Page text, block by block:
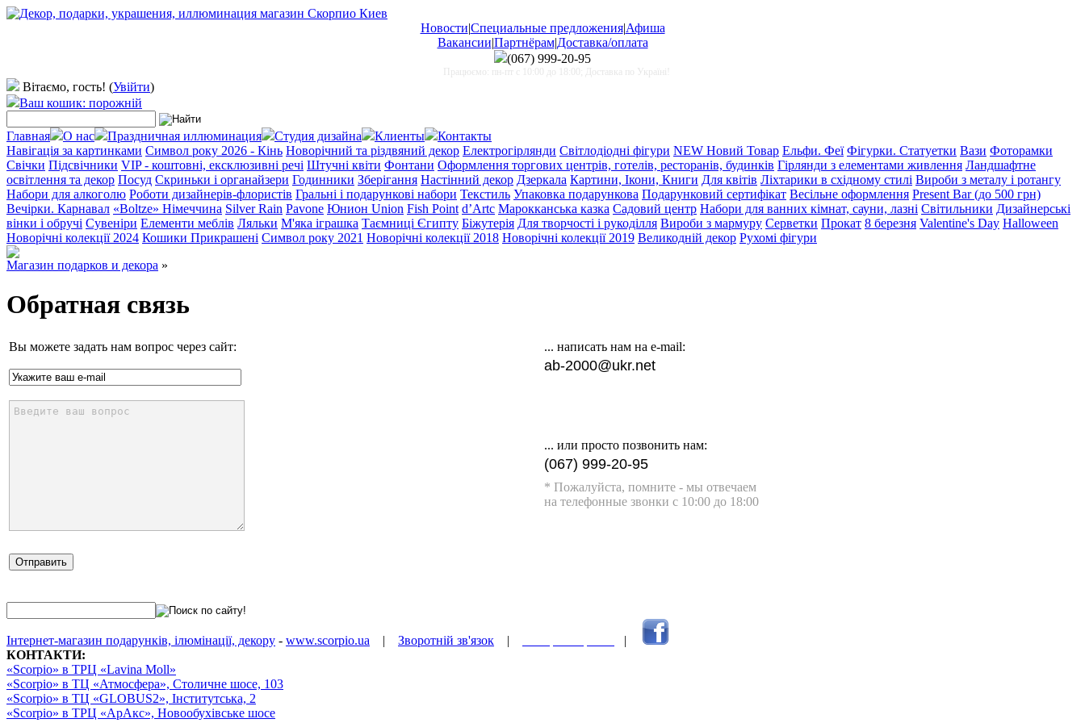
Новости|Специальные предложения|Афиша
Вакансии|Партнёрам|Доставка/оплата
(067) 999-20-95
Працюємо: пн-пт с 10:00 до 18:00; Доставка по Україні!
Вітаємо, гость! (Увійти)
Ваш кошик: порожній
Главная О нас Праздничная иллюминация Студия дизайна Клиенты
Контакты
Навігація за картинками Символ року 2026 - Кінь Новорічний та різдвяний декор Електрогірлянди Світлодіодні фігури NEW Новий Товар Ельфи. Феї Фігурки. Статуетки Вази Фоторамки
Свічки Підсвічники VIP - коштовні, ексклюзивні речі Штучні квіти Фонтани Оформлення торгових центрів, готелів, ресторанів, будинків Гірлянди з елементами живлення Ландшафтне
освітлення та декор Посуд Скриньки і органайзери Годинники Зберігання Настінний декор Дзеркала Картини, Ікони, Книги Для квітів Ліхтарики в східному стилі Вироби з металу і ротангу
Набори для алкоголю Роботи дизайнерів-флористів Гральні і подарункові набори Текстиль Упаковка подарункова Подарунковий сертифікат Весільне оформлення Present Bar (до 500 грн)
Вечірки. Карнавал «Boltze» Німеччина Silver Rain Pavone Юнион Union Fish Point d’Artc Марокканська казка Садовий центр Набори для ванних кімнат, сауни, лазні Світильники Дизайнерські
вінки і обручі Сувеніри Елементи меблів Ляльки М'яка іграшка Таємниці Єгипту Біжутерія Для творчості і рукоділля Вироби з мармуру Серветки Прокат 8 березня Valentine's Day Halloween
Новорічні колекції 2024 Кошики Прикрашені Символ року 2021 Новорічні колекції 2018 Новорічні колекції 2019 Великодній декор Рухомі фігури
Магазин подарков и декора »
Обратная связь
Вы можете задать нам вопрос через сайт: ... написать нам на e-mail:
ab-2000@ukr.net
... или просто позвонить нам:
(067) 999-20-95
* Пожалуйста, помните - мы отвечаем
на телефонные звонки c 10:00 до 18:00
Інтернет-магазин подарунків, ілюмінації, декору - www.scorpio.ua | Зворотній зв'язок |
|
КОНТАКТИ:
«Scorpio» в ТРЦ «Lavina Moll»
«Scorpio» в ТЦ «Атмосфера», Столичне шосе, 103
«Scorpio» в ТЦ «GLOBUS2», Інститутська, 2
«Scorpio» в ТРЦ «АрАкс», Новообухівське шосе